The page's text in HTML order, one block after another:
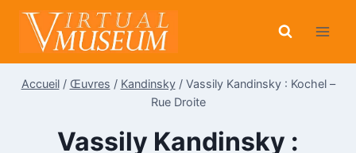
Aller
contenu
Accueil / Œuvres / Kandinsky / Vassily Kandinsky : Kochel –
Rue Droite
Vassily Kandinsky :